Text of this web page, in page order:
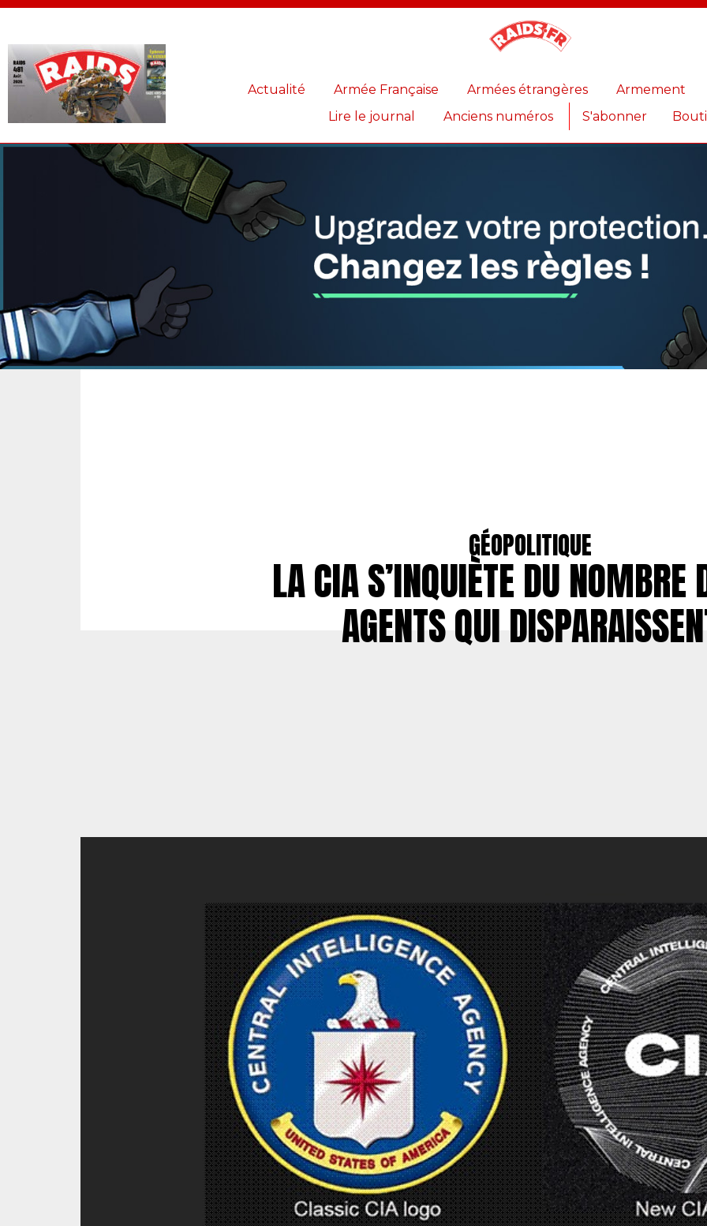
Actualité Armée Française Armées étrangères
Armement
Lire le journal
Anciens numéros S'abonner
GÉOPOLITIQUE
LA CIA S’INQUIÈTE DU NOMBRE
AGENTS QUI
Panneau de gestion des cookies